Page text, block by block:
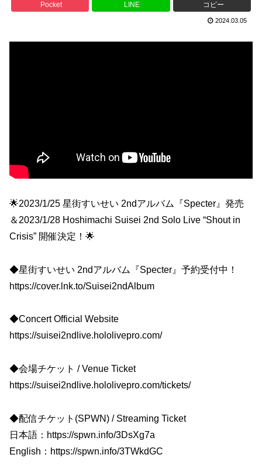
Pocket LINE コピー
2024.03.05
🌟2023/1/25 星街すいせい 2ndアルバム『Specter』発売
＆2023/1/28 Hoshimachi Suisei 2nd Solo Live “Shout in
Crisis” 開催決定！🌟
◆星街すいせい 2ndアルバム『Specter』予約受付中！
https://cover.lnk.to/Suisei2ndAlbum
◆Concert Official Website
https://suisei2ndlive.hololivepro.com/
◆会場チケット / Venue Ticket
https://suisei2ndlive.hololivepro.com/tickets/
◆配信チケット(SPWN) / Streaming Ticket
日本語：https://spwn.info/3DsXg7a
English：https://spwn.info/3TWkdGC